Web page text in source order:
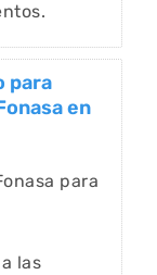
para
en
para
las